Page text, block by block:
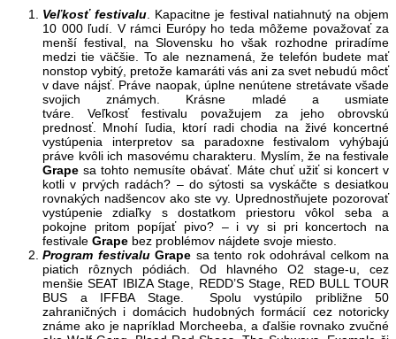
Veľkosť festivalu . Kapacitne je festival natiahnutý na objem
10 000 ľudí. V rámci Európy ho teda môžeme považovať za
menší festival, na Slovensku ho však rozhodne priradíme
medzi tie väčšie. To ale neznamená, že telefón budete mať
nonstop vybitý, pretože kamaráti vás ani za svet nebudú môcť
v dave nájsť. Práve naopak, úplne nenútene stretávate všade
svojich známych. Krásne mladé a usmiate
tváre. Veľkosť festivalu považujem za jeho obrovskú
prednosť. Mnohí ľudia, ktorí radi chodia na živé koncertné
vystúpenia interpretov sa paradoxne festivalom vyhýbajú
práve kvôli ich masovému charakteru. Myslím, že na festivale
Grape sa tohto nemusíte obávať. Máte chuť užiť si koncert v
kotli v prvých radách? – do sýtosti sa vyskáčte s desiatkou
rovnakých nadšencov ako ste vy. Uprednostňujete pozorovať
vystúpenie zdiaľky s dostatkom priestoru vôkol seba a
pokojne pritom popíjať pivo? – i vy si pri koncertoch na
festivale Grape bez problémov nájdete svoje miesto.
Program festivalu Grape sa tento rok odohrával celkom na
piatich rôznych pódiách. Od hlavného O2 stage-u, cez
menšie SEAT IBIZA Stage, REDD’S Stage, RED BULL TOUR
BUS a IFFBA Stage. Spolu vystúpilo približne 50
zahraničných i domácich hudobných formácií cez notoricky
známe ako je napríklad Morcheeba, a ďalšie rovnako zvučné